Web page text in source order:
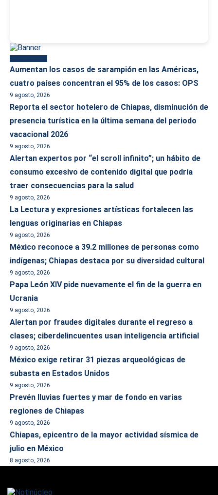
Aumentan los casos de sarampión en las Américas,
cuatro países concentran el 95% de los casos: OPS
9 agosto, 2026
Reporta el sector hotelero de Chiapas, disminución de
presencia turística en la última semana del periodo
vacacional 2026
9 agosto, 2026
Alertan expertos por “el scroll infinito”; un hábito de
consumo excesivo de contenido digital que podría
traer consecuencias para la salud
9 agosto, 2026
La Lectura y expresiones artísticas fortalecen las
lenguas originarias en Chiapas
9 agosto, 2026
México reconoce a 39.2 millones de personas como
indígenas; Chiapas destaca por su diversidad cultural
9 agosto, 2026
Papa León XIV pide nuevamente el fin de la guerra en
Ucrania
9 agosto, 2026
Alertan por fraudes digitales durante el regreso a
clases; ciberdelincuentes usan inteligencia artificial
9 agosto, 2026
México exige retirar 31 piezas arqueológicas de
subasta en Estados Unidos
9 agosto, 2026
Prevén lluvias fuertes y mar de fondo en varias
regiones de Chiapas
9 agosto, 2026
Chiapas, epicentro de la mayor actividad sísmica de
julio en México
8 agosto, 2026